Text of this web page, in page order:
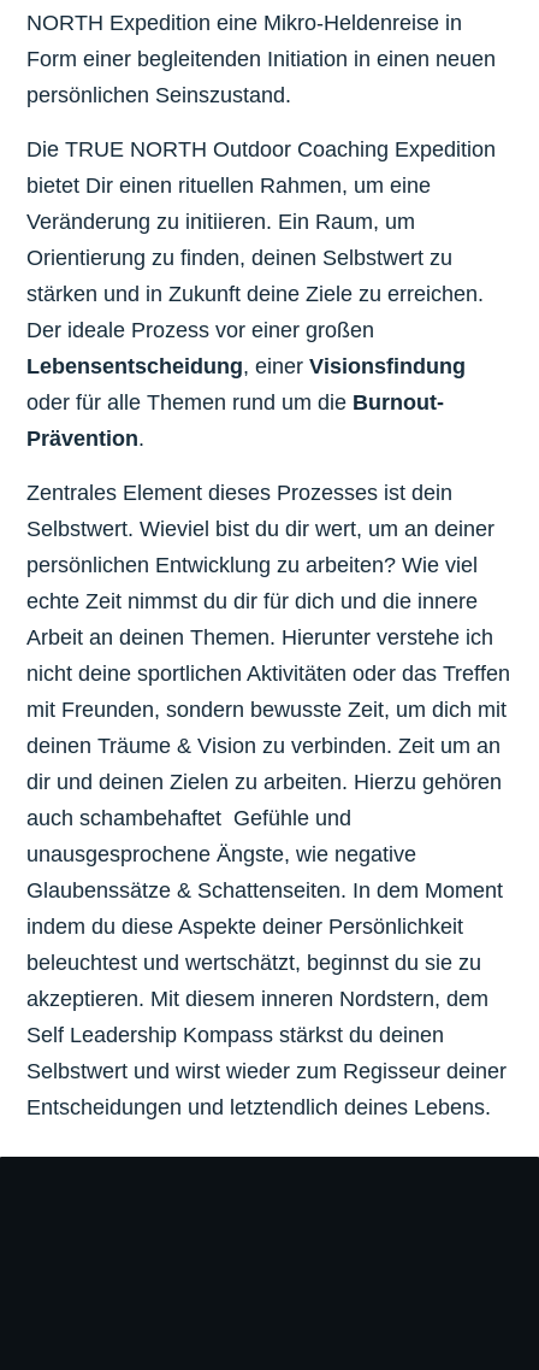
NORTH Expedition eine Mikro-Heldenreise in
Form einer begleitenden Initiation in einen neuen
persönlichen Seinszustand.
Die TRUE NORTH Outdoor Coaching Expedition
bietet Dir einen rituellen Rahmen, um eine
Veränderung zu initiieren. Ein Raum, um
Orientierung zu finden, deinen Selbstwert zu
stärken und in Zukunft deine Ziele zu erreichen.
Der ideale Prozess vor einer großen
Lebensentscheidung, einer Visionsfindung
oder für alle Themen rund um die Burnout-
Prävention.
Zentrales Element dieses Prozesses ist dein
Selbstwert. Wieviel bist du dir wert, um an deiner
persönlichen Entwicklung zu arbeiten? Wie viel
echte Zeit nimmst du dir für dich und die innere
Arbeit an deinen Themen. Hierunter verstehe ich
nicht deine sportlichen Aktivitäten oder das Treffen
mit Freunden, sondern bewusste Zeit, um dich mit
deinen Träume & Vision zu verbinden. Zeit um an
dir und deinen Zielen zu arbeiten. Hierzu gehören
auch schambehaftet Gefühle und
unausgesprochene Ängste, wie negative
Glaubenssätze & Schattenseiten. In dem Moment
indem du diese Aspekte deiner Persönlichkeit
beleuchtest und wertschätzt, beginnst du sie zu
akzeptieren. Mit diesem inneren Nordstern, dem
Self Leadership Kompass stärkst du deinen
Selbstwert und wirst wieder zum Regisseur deiner
Entscheidungen und letztendlich deines Lebens.